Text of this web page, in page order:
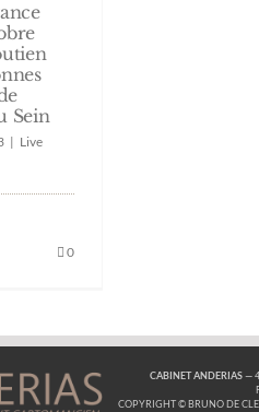
Sein
| Live
0
CABINET ANDERIAS— 4
COPYRIGHT © BRUNO DE